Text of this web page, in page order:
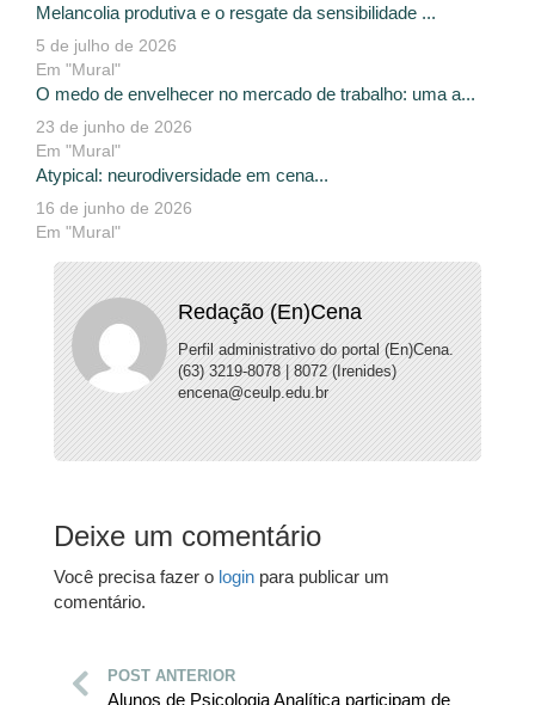
Melancolia produtiva e o resgate da sensibilidade ...
5 de julho de 2026
Em "Mural"
O medo de envelhecer no mercado de trabalho: uma a...
23 de junho de 2026
Em "Mural"
Atypical: neurodiversidade em cena...
16 de junho de 2026
Em "Mural"
Redação (En)Cena
Perfil administrativo do portal (En)Cena.
(63) 3219-8078 | 8072 (Irenides)
encena@ceulp.edu.br
Deixe um comentário
Você precisa fazer o login para publicar um
comentário.
POST ANTERIOR
Alunos de Psicologia Analítica participam de